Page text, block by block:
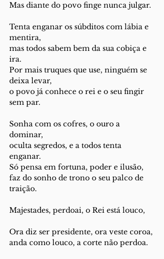
Mas diante do povo finge nunca julgar.
Tenta enganar os súbditos com lábia e
mentira,
mas todos sabem bem da sua cobiça e
ira.
Por mais truques que use, ninguém se
deixa levar,
o povo já conhece o rei e o seu fingir
sem par.
Sonha com os cofres, o ouro a
dominar,
oculta segredos, e a todos tenta
enganar.
Só pensa em fortuna, poder e ilusão,
faz do sonho de trono o seu palco de
traição.
Majestades, perdoai, o Rei está louco,
Ora diz ser presidente, ora veste coroa,
anda como louco, a corte não perdoa.